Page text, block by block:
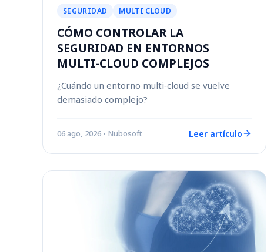
SEGURIDAD MULTI CLOUD
CÓMO CONTROLAR LA
SEGURIDAD EN ENTORNOS
MULTI-CLOUD COMPLEJOS
¿Cuándo un entorno multi‑cloud se vuelve
demasiado complejo?
06 ago, 2026 • Nubosoft Leer artículo